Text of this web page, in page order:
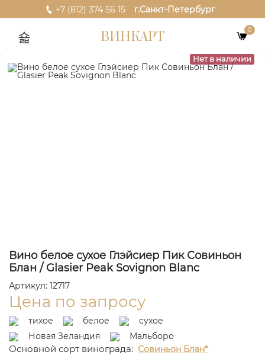
+7 (812) 374 56 15 г.Санкт-Петербург
ВИНКАРТ 0
Нет в наличии
Вино белое сухое Глэйсиер Пик Совиньон
Блан / Glasier Peak Sovignon Blanc
Артикул: 12717
Цена по запросу
тихое белое
сухое
Новая Зеландия
Мальборо
Основной сорт винограда: Совиньон Блан*